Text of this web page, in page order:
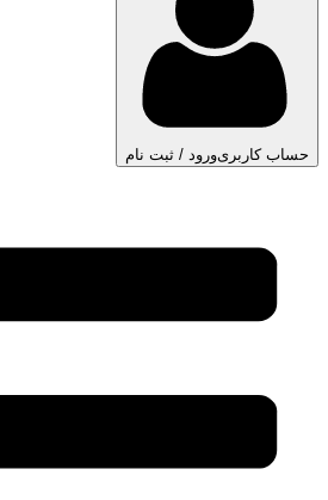
حساب کاربریورود / ثبت نام